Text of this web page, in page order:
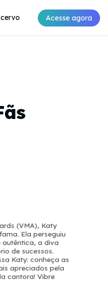
Acesse agora
(VMA), Katy
Ela perseguiu
autêntica, a diva
de sucessos.
Katy: conheça as
apreciados pela
cantora! Vibre